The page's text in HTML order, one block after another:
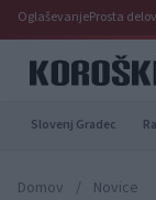
OglaševanjeProsta
Slovenj Gradec
Domov / Novice